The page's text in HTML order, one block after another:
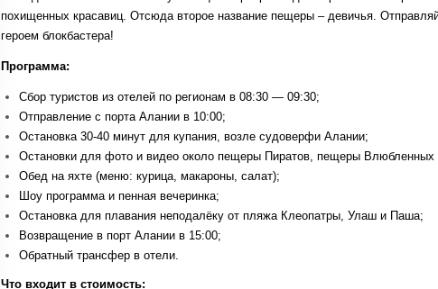
похищенных красавиц. Отсюда второе название пещеры – девичья.
героем блокбастера!
Программа:
Сбор туристов из отелей по регионам в 08:30 — 09:30;
Отправление с порта Алании в 10:00;
Остановка 30-40 минут для купания, возле судоверфи Алании;
Остановки для фото и видео около пещеры Пиратов, пещеры
Обед на яхте (меню: курица, макароны, салат);
Шоу программа и пенная вечеринка;
Остановка для плавания неподалёку от пляжа Клеопатры, Улаш и Паша;
Возвращение в порт Алании в 15:00;
Обратный трансфер в отели.
Что входит в стоимость: